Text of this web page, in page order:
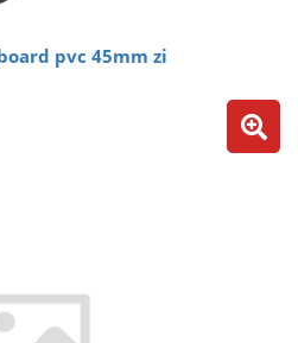
pvc 45mm zi